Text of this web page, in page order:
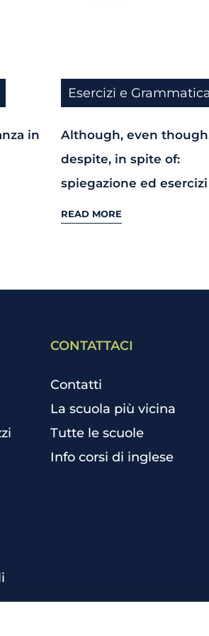
in
Esercizi e
Although, even
despite, in spite of:
spiegazione ed esercizi
READ MORE
CONTATTACI
Contatti
La scuola più vicina
Tutte le scuole
Info corsi di inglese